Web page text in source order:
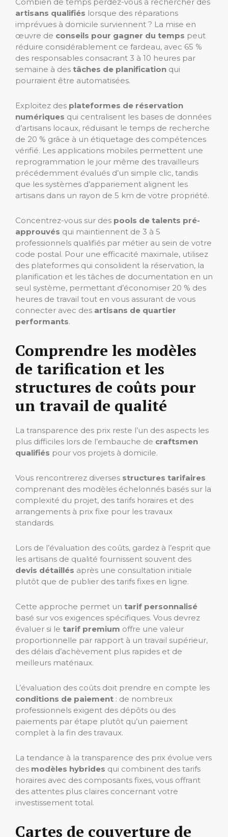
Combien de temps perdez-vous à rechercher des
artisans qualifiés lorsque des réparations
imprévues à domicile surviennent ? La mise en
œuvre de conseils pour gagner du temps peut
réduire considérablement ce fardeau, avec 65 %
des responsables consacrant 3 à 10 heures par
semaine à des tâches de planification qui
pourraient être automatisées.
Exploitez des plateformes de réservation
numériques qui centralisent les bases de données
d’artisans locaux, réduisant le temps de recherche
de 20 % grâce à un étiquetage des compétences
vérifié. Les applications mobiles permettent une
reprogrammation le jour même des travailleurs
précédemment évalués d’un simple clic, tandis
que les systèmes d’appariement alignent les
artisans dans un rayon de 5 km de votre propriété.
Concentrez-vous sur des pools de talents pré-
approuvés qui maintiennent de 3 à 5
professionnels qualifiés par métier au sein de votre
code postal. Pour une efficacité maximale, utilisez
des plateformes qui consolident la réservation, la
planification et les tâches de documentation en un
seul système, permettant d’économiser 20 % des
heures de travail tout en vous assurant de vous
connecter avec des artisans de quartier
performants.
Comprendre les modèles
de tarification et les
structures de coûts pour
un travail de qualité
La transparence des prix reste l’un des aspects les
plus difficiles lors de l’embauche de craftsmen
qualifiés pour vos projets à domicile.
Vous rencontrerez diverses structures tarifaires
comprenant des modèles échelonnés basés sur la
complexité du projet, des tarifs horaires et des
arrangements à prix fixe pour les travaux
standards.
Lors de l’évaluation des coûts, gardez à l’esprit que
les artisans de qualité fournissent souvent des
devis détaillés après une consultation initiale
plutôt que de publier des tarifs fixes en ligne.
Cette approche permet un tarif personnalisé
basé sur vos exigences spécifiques. Vous devrez
évaluer si le tarif premium offre une valeur
proportionnelle par rapport à un travail supérieur,
des délais d’achèvement plus rapides et de
meilleurs matériaux.
L’évaluation des coûts doit prendre en compte les
conditions de paiement : de nombreux
professionnels exigent des dépôts ou des
paiements par étape plutôt qu’un paiement
complet à la fin des travaux.
La tendance à la transparence des prix évolue vers
des modèles hybrides qui combinent des tarifs
horaires avec des composants fixes, vous offrant
des attentes plus claires concernant votre
investissement total.
Cartes de couverture de